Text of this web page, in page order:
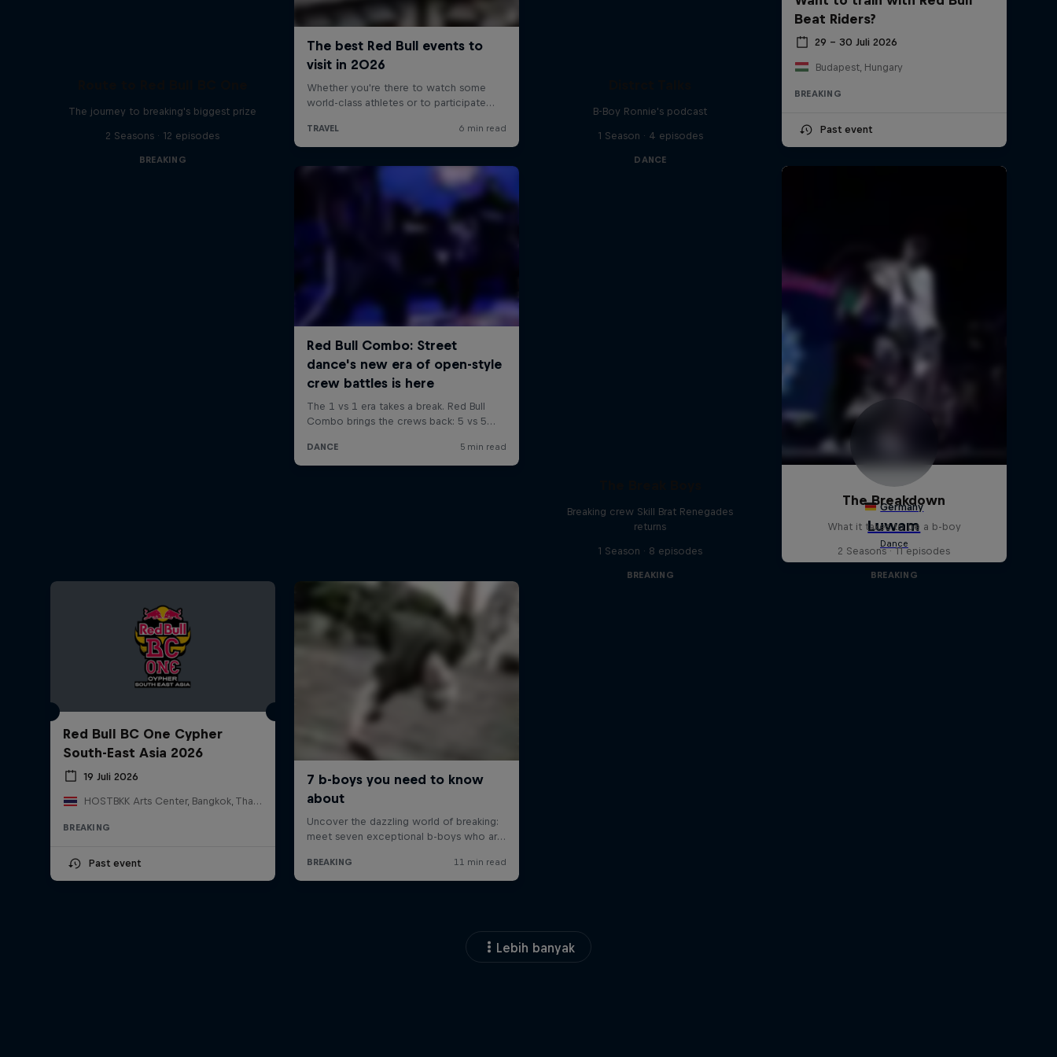
Beat Riders?
29 – 30 Juli 2026
Budapest, Hungary
BREAKING
Past event
The journey to breaking's biggest prize
2 Seasons · 12 episodes
BREAKING
B-Boy Ronnie's podcast
1 Season · 4 episodes
DANCE
Red Bull BC One Cypher
South-East Asia 2026
19 Juli 2026
HOSTBKK Arts Center, Bangkok, Thailand
BREAKING
Past event
Breaking crew Skill Brat Renegades
returns
1 Season · 8 episodes
BREAKING
The Breakdown
What it takes to be a b-boy
2 Seasons · 11 episodes
BREAKING
Lebih banyak